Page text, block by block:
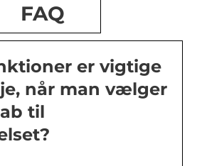
FAQ
er vigtige
når man vælger
til